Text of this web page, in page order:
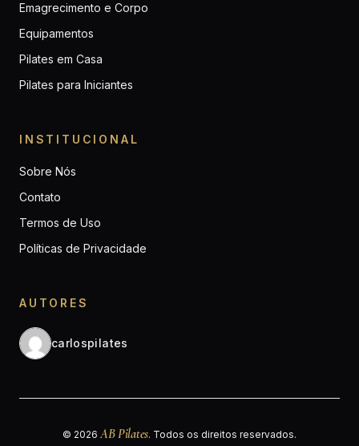
Emagrecimento e Corpo
Equipamentos
Pilates em Casa
Pilates para Iniciantes
INSTITUCIONAL
Sobre Nós
Contato
Termos de Uso
Políticas de Privacidade
AUTORES
carlospilates
© 2026AB Pilates. Todos os direitos reservados.